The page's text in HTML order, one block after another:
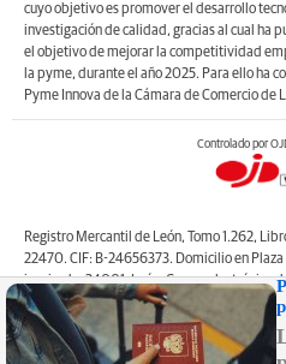
cuyo objetivo es promover el desarrollo
investigación de calidad, gracias al cual ha
el objetivo de mejorar la competitividad
la pyme, durante el año 2025. Para ello ha
Pyme Innova de la Cámara de Comercio de
Controlado por
Registro Mercantil de León, Tomo 1.262,
22470. CIF: B-24656373. Domicilio en
izquierda, 24001, León. Correo electrónico
Copyright © ALNUAR 2000 S.L. (LA NUEVA
empresa, de empresas del grupo o de